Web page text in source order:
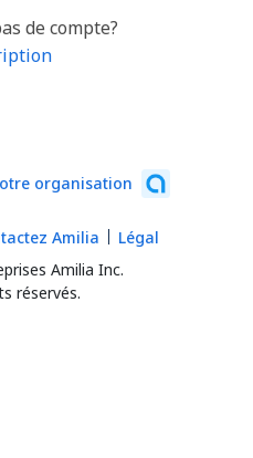
de compte?
organisation
Amilia Inc.
réservés.
Amilia Légal